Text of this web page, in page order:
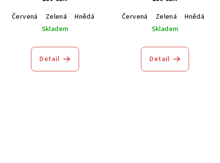
Červená
Zelená Hnědá
Modrá
Skladem
Detail
Červená
Zelená Hnědá
Skladem
Detail